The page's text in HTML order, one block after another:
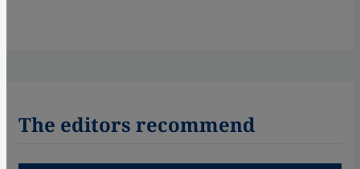
The editors recommend